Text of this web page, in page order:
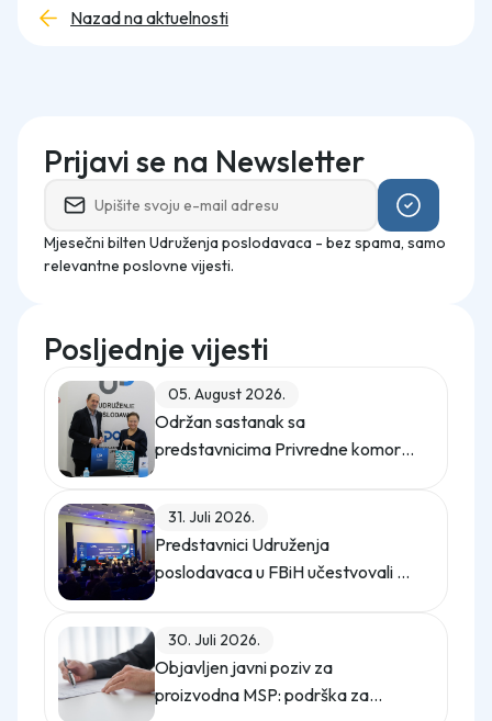
Nazad na aktuelnosti
Prijavi se na Newsletter
Mjesečni bilten Udruženja poslodavaca - bez spama, samo
relevantne poslovne vijesti.
Posljednje vijesti
05. August 2026.
Održan sastanak sa
predstavnicima Privredne komore
31. Juli 2026.
Predstavnici Udruženja
poslodavaca u FBiH učestvovali na
30. Juli 2026.
Objavljen javni poziv za
proizvodna MSP: podrška za